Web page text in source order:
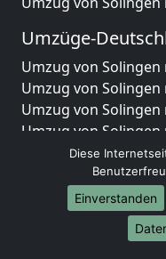
Umzüge-
Umzug von Solingen
Umzug von
Umzug von
Umzug von Solingen
Umzug von
Umzug von
Umzug von
Umzug von
Umzug von
Diese
Einverstanden